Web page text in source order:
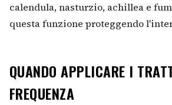
calendula, nasturzio, achillea e
questa funzione proteggendo
QUANDO APPLICARE I
FREQUENZA